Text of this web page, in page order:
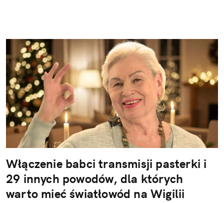
Włączenie babci transmisji pasterki i
29 innych powodów, dla których
warto mieć światłowód na Wigilii